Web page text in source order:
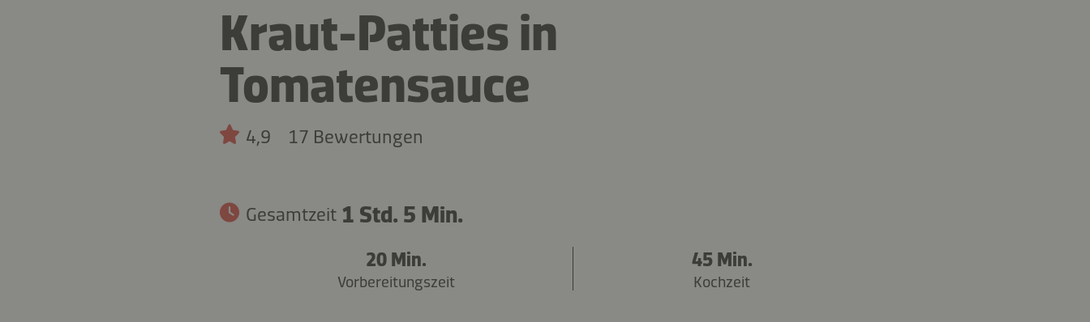
Kraut-Patties in
Tomatensauce
4,9 17 Bewertungen
Gesamtzeit 1 Std. 5 Min.
20 Min.
Vorbereitungszeit
45 Min.
Kochzeit